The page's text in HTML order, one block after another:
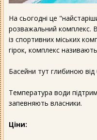
На сьогодні це
розважальний комплекс.
із спортивних міських
гірок, комплекс
Басейни тут глибиною
Температура води
запевняють власники.
Ціни: